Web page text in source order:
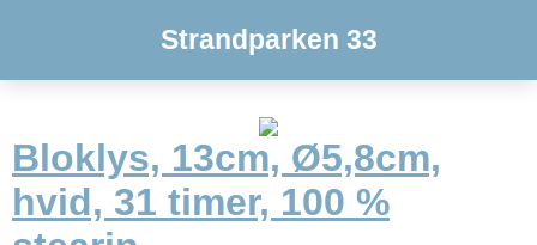
Strandparken 33
Bloklys, 13cm, Ø5,8cm,
hvid, 31 timer, 100 %